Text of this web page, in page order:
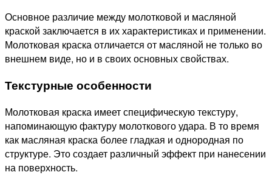
Основное различие между молотковой и масляной
краской заключается в их характеристиках и применении.
Молотковая краска отличается от масляной не только во
внешнем виде, но и в своих основных свойствах.
Текстурные особенности
Молотковая краска имеет специфическую текстуру,
напоминающую фактуру молоткового удара. В то время
как масляная краска более гладкая и однородная по
структуре. Это создает различный эффект при нанесении
на поверхность.